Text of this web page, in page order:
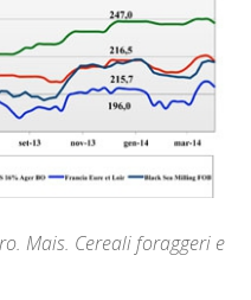
Mais. Cereali foraggeri e